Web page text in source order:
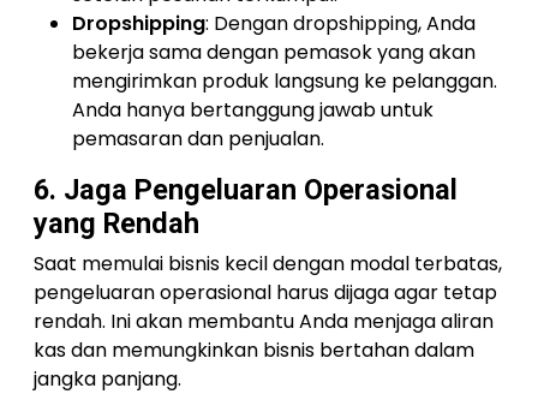
Dropshipping: Dengan dropshipping, Anda
bekerja sama dengan pemasok yang akan
mengirimkan produk langsung ke pelanggan.
Anda hanya bertanggung jawab untuk
pemasaran dan penjualan.
6. Jaga Pengeluaran Operasional
yang Rendah
Saat memulai bisnis kecil dengan modal terbatas,
pengeluaran operasional harus dijaga agar tetap
rendah. Ini akan membantu Anda menjaga aliran
kas dan memungkinkan bisnis bertahan dalam
jangka panjang.